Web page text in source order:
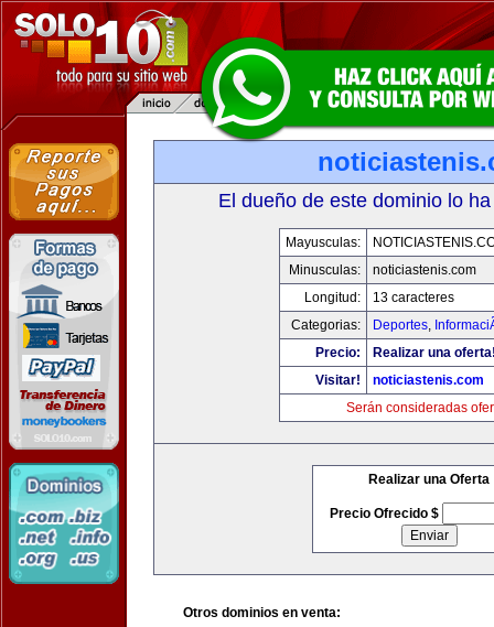
El dueño de este dominio lo
Mayusculas:
Minusculas:
noticiastenis.com
Longitud:
13 caracteres
Categorias:
Deportes,
Precio:
Realizar una
Visitar!
noticiastenis.com
Serán consideradas
Realizar una Oferta
Precio Ofrecido $
Otros dominios en venta: